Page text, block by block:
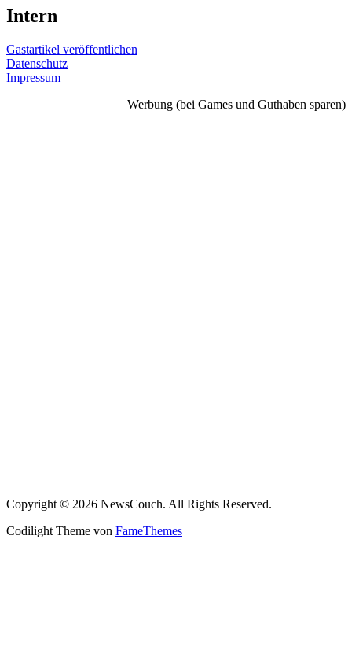
Intern
Gastartikel veröffentlichen
Datenschutz
Impressum
Werbung (bei Games und Guthaben sparen)
Copyright © 2026 NewsCouch. All Rights Reserved.
Codilight Theme von FameThemes